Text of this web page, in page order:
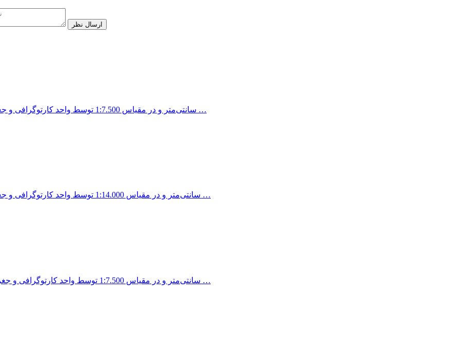
ارسال نظر
نقشه منطقه 6 شهرداری تهران در اندازه 100x70 سانتی‌متر و در مقیاس 1:7.500 توسط واحد کارتوگرافی و جغرافیایی انتشارات …
نقشه منطقه 4 شهرداری تهران در اندازه 100x70 سانتی‌متر و در مقیاس 1:14.000 توسط واحد کارتوگرافی و جغرافیایی انتشارات …
نقشه منطقه 13 شهرداری تهران در اندازه 100x70 سانتی‌متر و در مقیاس 1:7.500 توسط واحد کارتوگرافی و جغرافیایی انتشارات …